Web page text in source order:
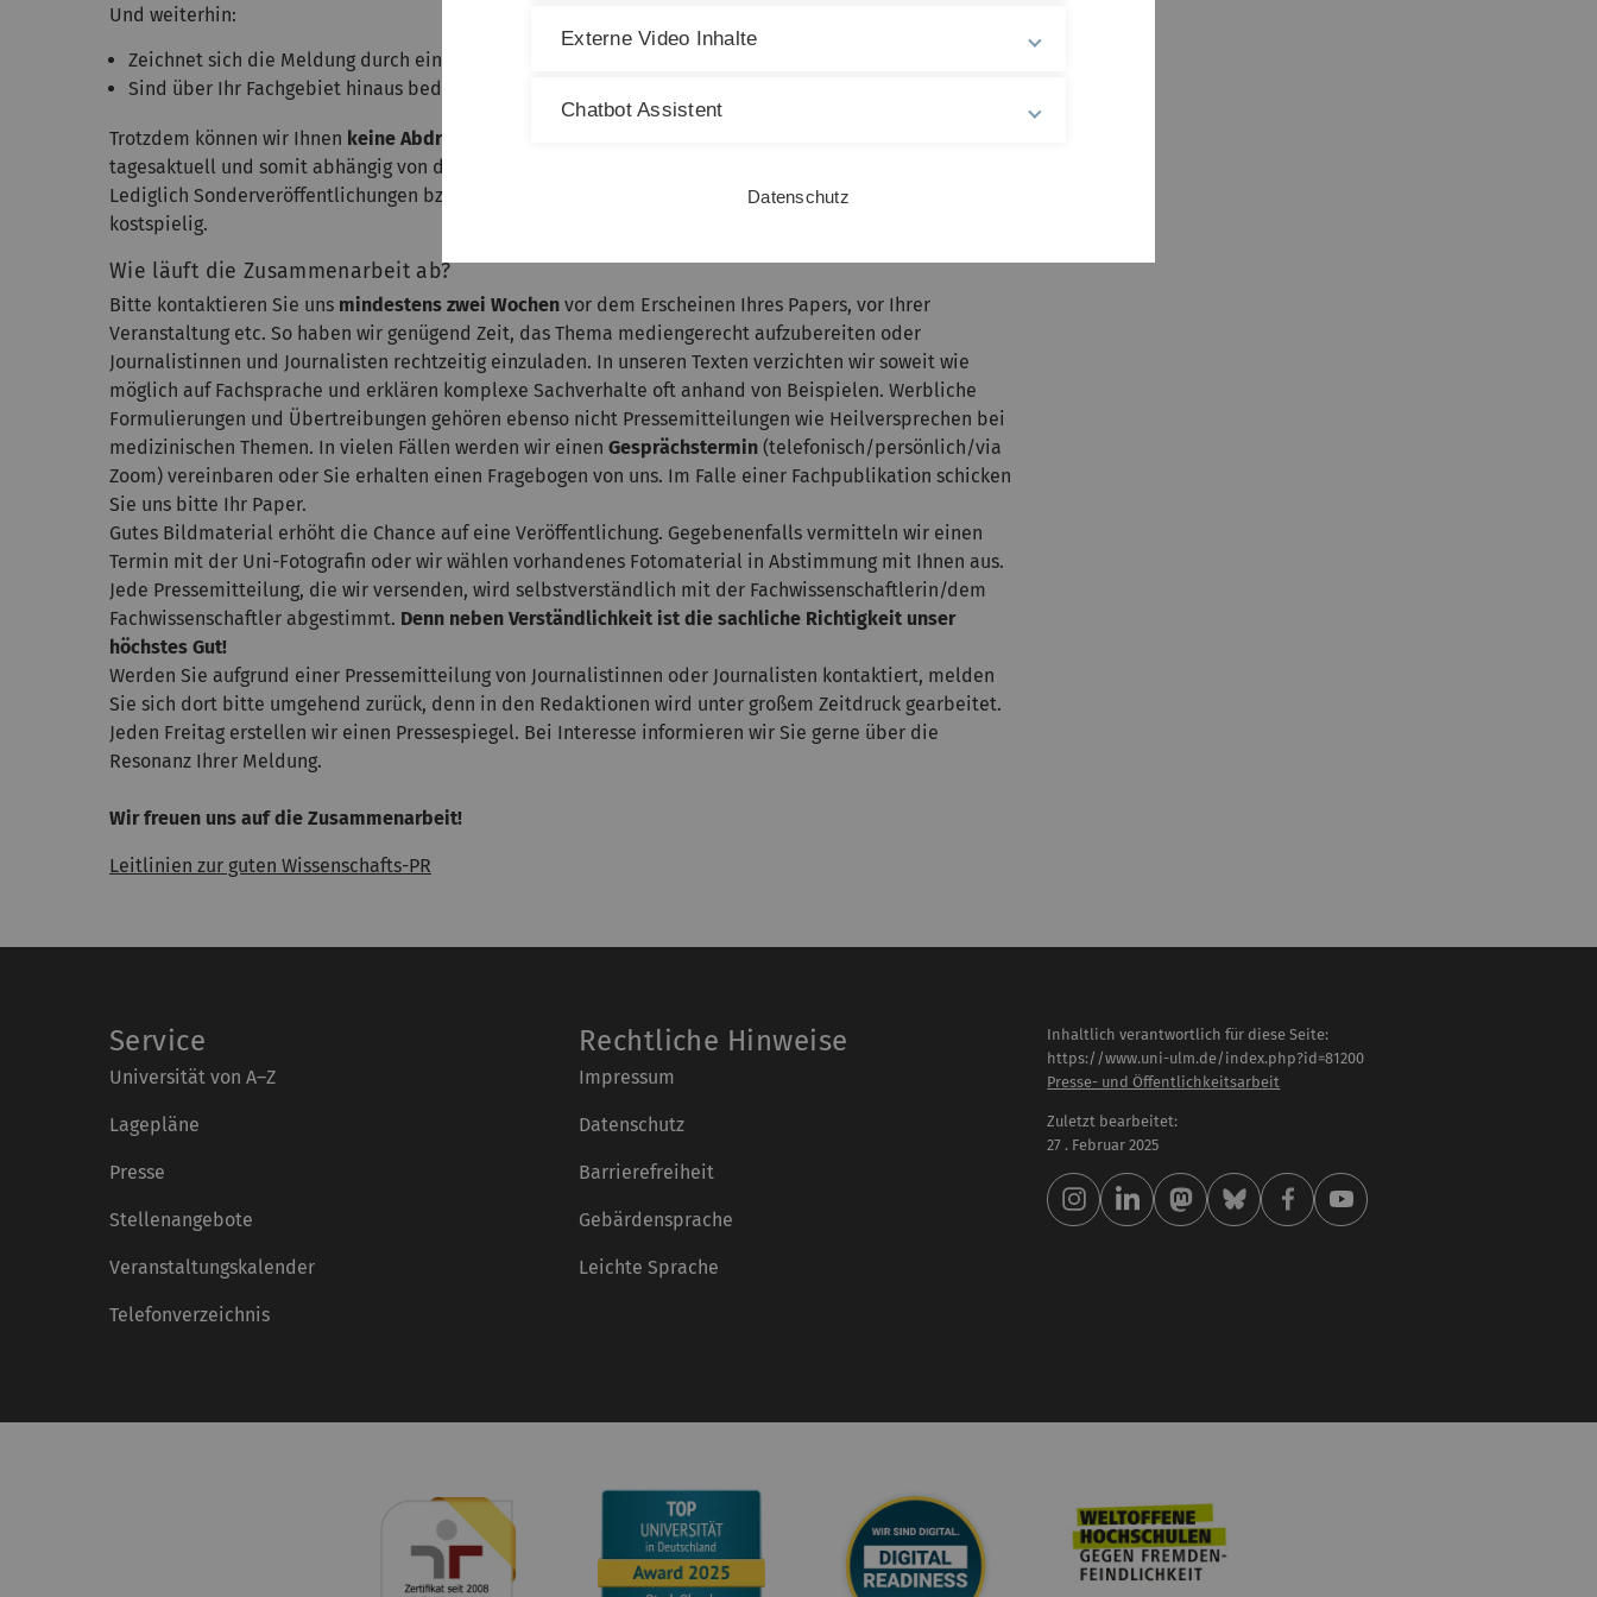
Und weiterhin:
Zeichnet sich die Meldung durch einen Superlativ oder ein Alleinstellungsmerkmal aus?
Sind über Ihr Fachgebiet hinaus bedeutende, prominente Persönlichkeiten beteiligt?
Trotzdem können wir Ihnen keine Abdruck- oder Sendegarantie
tagesaktuell und somit abhängig von der sonstigen Nachrichtenlage, welche Themen sie bearbeiten.
Lediglich Sonderveröffentlichungen bzw. Anzeigen werden garantiert abgedruckt, sind aber auch sehr
kostspielig.
Wie läuft die Zusammenarbeit ab?
Bitte kontaktieren Sie uns mindestens zwei Wochen vor dem Erscheinen Ihres Papers, vor Ihrer
Veranstaltung etc. So haben wir genügend Zeit, das Thema mediengerecht aufzubereiten oder
Journalistinnen und Journalisten rechtzeitig einzuladen. In unseren Texten verzichten wir soweit wie
möglich auf Fachsprache und erklären komplexe Sachverhalte oft anhand von Beispielen. Werbliche
Formulierungen und Übertreibungen gehören ebenso nicht Pressemitteilungen wie Heilversprechen bei
medizinischen Themen. In vielen Fällen werden wir einen Gesprächstermin (telefonisch/persönlich/via
Zoom) vereinbaren oder Sie erhalten einen Fragebogen von uns. Im Falle einer Fachpublikation schicken
Sie uns bitte Ihr Paper.
Gutes Bildmaterial erhöht die Chance auf eine Veröffentlichung. Gegebenenfalls vermitteln wir einen
Termin mit der Uni-Fotografin oder wir wählen vorhandenes Fotomaterial in Abstimmung mit Ihnen aus.
Jede Pressemitteilung, die wir versenden, wird selbstverständlich mit der Fachwissenschaftlerin/dem
Fachwissenschaftler abgestimmt. Denn neben Verständlichkeit ist die sachliche Richtigkeit unser
höchstes Gut!
Werden Sie aufgrund einer Pressemitteilung von Journalistinnen oder Journalisten kontaktiert, melden
Sie sich dort bitte umgehend zurück, denn in den Redaktionen wird unter großem Zeitdruck gearbeitet.
Jeden Freitag erstellen wir einen Pressespiegel. Bei Interesse informieren wir Sie gerne über die
Resonanz Ihrer Meldung.
Wir freuen uns auf die Zusammenarbeit!
Leitlinien zur guten Wissenschafts-PR
Service
Universität von A–Z
Lagepläne
Presse
Stellenangebote
Veranstaltungskalender
Telefonverzeichnis
Rechtliche Hinweise
Impressum
Datenschutz
Barrierefreiheit
Gebärdensprache
Leichte Sprache
Inhaltlich verantwortlich für diese Seite:
https://www.uni-ulm.de/index.php?id=81200
Presse- und Öffentlichkeitsarbeit
Zuletzt bearbeitet:
27 . Februar 2025
Externe Video Inhalte
Chatbot Assistent
Datenschutz